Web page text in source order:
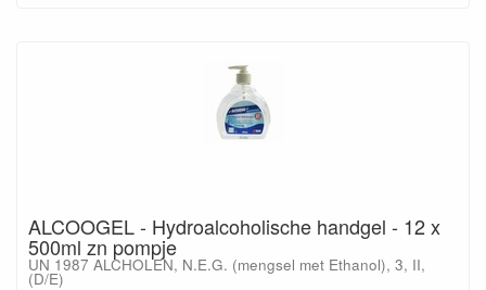
ALCOOGEL - Hydroalcoholische handgel - 12 x
500ml zn pompje
UN 1987 ALCHOLEN, N.E.G. (mengsel met Ethanol), 3, II,
(D/E)